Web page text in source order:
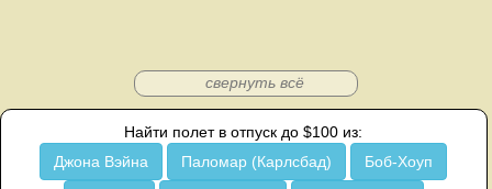
свернуть всё
Найти полет в отпуск до $100 из:
Джона Вэйна
Паломар (Карлсбад) Боб-Хоуп